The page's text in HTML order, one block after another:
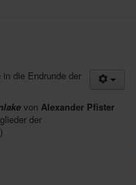
die Endrunde der
von Alexander Pfister
der